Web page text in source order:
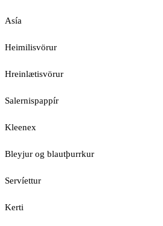
Asía
Heimilisvörur
Hreinlætisvörur
Salernispappír
Kleenex
Bleyjur og blautþurrkur
Servíettur
Kerti